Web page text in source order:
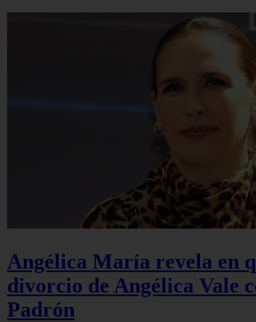
Angélica María revela en
divorcio de Angélica Vale
Padrón